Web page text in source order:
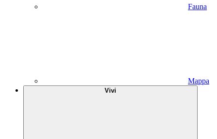
Fauna
Mappa
Vivi